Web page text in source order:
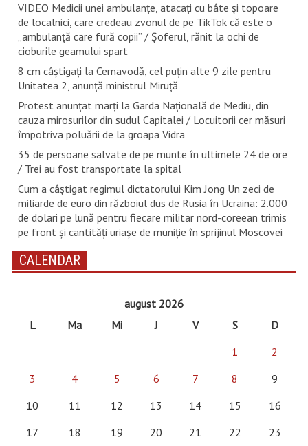
VIDEO Medicii unei ambulanțe, atacați cu bâte și topoare
de localnici, care credeau zvonul de pe TikTok că este o
„ambulanță care fură copii” / Șoferul, rănit la ochi de
cioburile geamului spart
8 cm câștigați la Cernavodă, cel puțin alte 9 zile pentru
Unitatea 2, anunță ministrul Miruță
Protest anunțat marți la Garda Națională de Mediu, din
cauza mirosurilor din sudul Capitalei / Locuitorii cer măsuri
împotriva poluării de la groapa Vidra
35 de persoane salvate de pe munte în ultimele 24 de ore
/ Trei au fost transportate la spital
Cum a câștigat regimul dictatorului Kim Jong Un zeci de
miliarde de euro din războiul dus de Rusia în Ucraina: 2.000
de dolari pe lună pentru fiecare militar nord-coreean trimis
pe front și cantități uriașe de muniție în sprijinul Moscovei
CALENDAR
august 2026
L
Ma Mi J V S
D
1
2
3
4 5 6 7 8
9
10
11 12 13 14 15
16
17
18 19 20 21 22
23